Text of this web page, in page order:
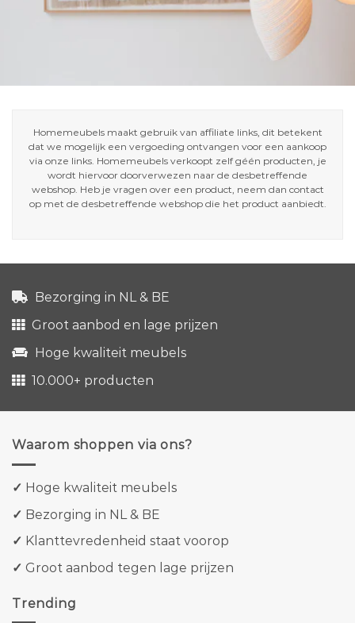
Homemeubels maakt gebruik van affiliate links, dit betekent
dat we mogelijk een vergoeding ontvangen voor een aankoop
via onze links. Homemeubels verkoopt zelf géén producten, je
wordt hiervoor doorverwezen naar de desbetreffende
webshop. Heb je vragen over een product, neem dan contact
op met de desbetreffende webshop die het product aanbiedt.
Bezorging in NL & BE
Groot aanbod en lage prijzen
Hoge kwaliteit meubels
10.000+ producten
Waarom shoppen via ons?
✓ Hoge kwaliteit meubels
✓ Bezorging in NL & BE
✓ Klanttevredenheid staat voorop
✓ Groot aanbod tegen lage prijzen
Trending